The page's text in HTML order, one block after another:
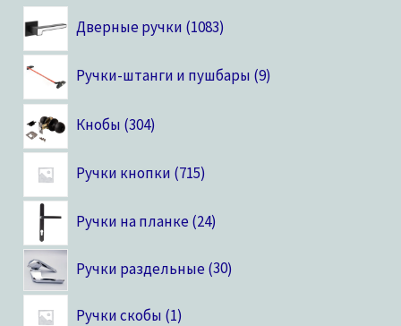
Дверные ручки 1083
Ручки-штанги и пушбары 9
Кнобы 304
Ручки кнопки 715
Ручки на планке 24
Ручки раздельные 30
Ручки скобы 1